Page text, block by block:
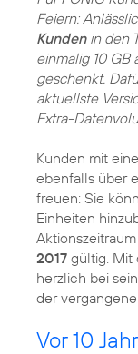
Feiern:
Kundenin den
einmalig 10 GB
geschenkt.
aktuellste
Extra-
Kunden mit
ebenfalls über
freuen: Sie
Einheiten
Aktionszeitraum
2017 gültig. Mit
herzlich bei
der
Vor 10